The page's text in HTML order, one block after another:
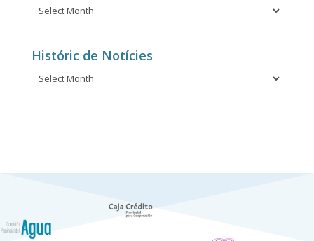
Histórico
de
Históric de Notícies
Históric
de